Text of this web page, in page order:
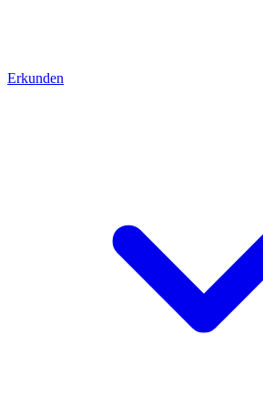
Erkunden